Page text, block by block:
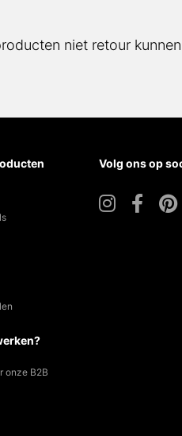
niet retour
onze B2B
Volg ons op